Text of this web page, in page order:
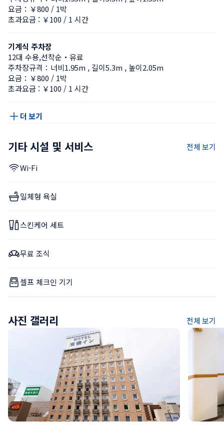
요금：￥800 / 1박
초과요금 : ￥100 / 1 시간
기계식 주차장
12대 수용,선착순・유료
주차장규격：너비1.95m , 길이5.3m , 높이2.05m
요금：￥800 / 1박
초과요금 : ￥100 / 1 시간
더 보기
기타 시설 및 서비스 전체 보기
Wi-Fi
일체형 욕실
스킨케어 세트
무료 조식
셀프 체크인 기기
사진 갤러리 전체 보기